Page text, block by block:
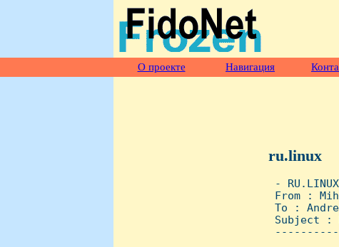
О проекте Навигация
ru.linux
-
From :
To :
Subject :